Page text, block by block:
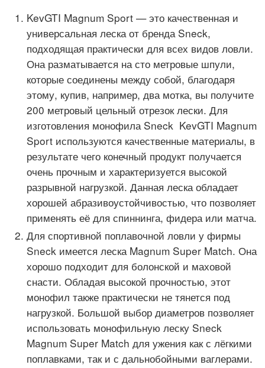
KevGTI Magnum Sport — это качественная и
универсальная леска от бренда Sneck,
подходящая практически для всех видов ловли.
Она разматывается на сто метровые шпули,
которые соединены между собой, благодаря
этому, купив, например, два мотка, вы получите
200 метровый цельный отрезок лески. Для
изготовления монофила Sneck KevGTI Magnum
Sport используются качественные материалы, в
результате чего конечный продукт получается
очень прочным и характеризуется высокой
разрывной нагрузкой. Данная леска обладает
хорошей абразивоустойчивостью, что позволяет
применять её для спиннинга, фидера или матча.
Для спортивной поплавочной ловли у фирмы
Sneck имеется леска Magnum Super Match. Она
хорошо подходит для болонской и маховой
снасти. Обладая высокой прочностью, этот
монофил также практически не тянется под
нагрузкой. Большой выбор диаметров позволяет
использовать монофильную леску Sneck
Magnum Super Match для ужения как с лёгкими
поплавками, так и с дальнобойными ваглерами.